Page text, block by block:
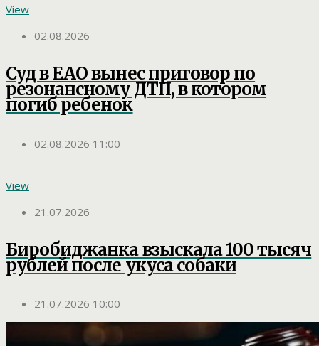
View
02.08.2026
Суд в ЕАО вынес приговор по
резонансному ДТП, в котором
погиб ребенок
02.08.2026 11:00
View
21.07.2026
Биробиджанка взыскала 100 тысяч
рублей после укуса собаки
21.07.2026 10:00